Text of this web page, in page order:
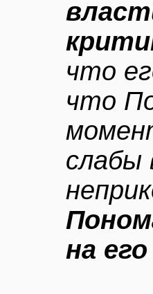
что
что
слабы
на